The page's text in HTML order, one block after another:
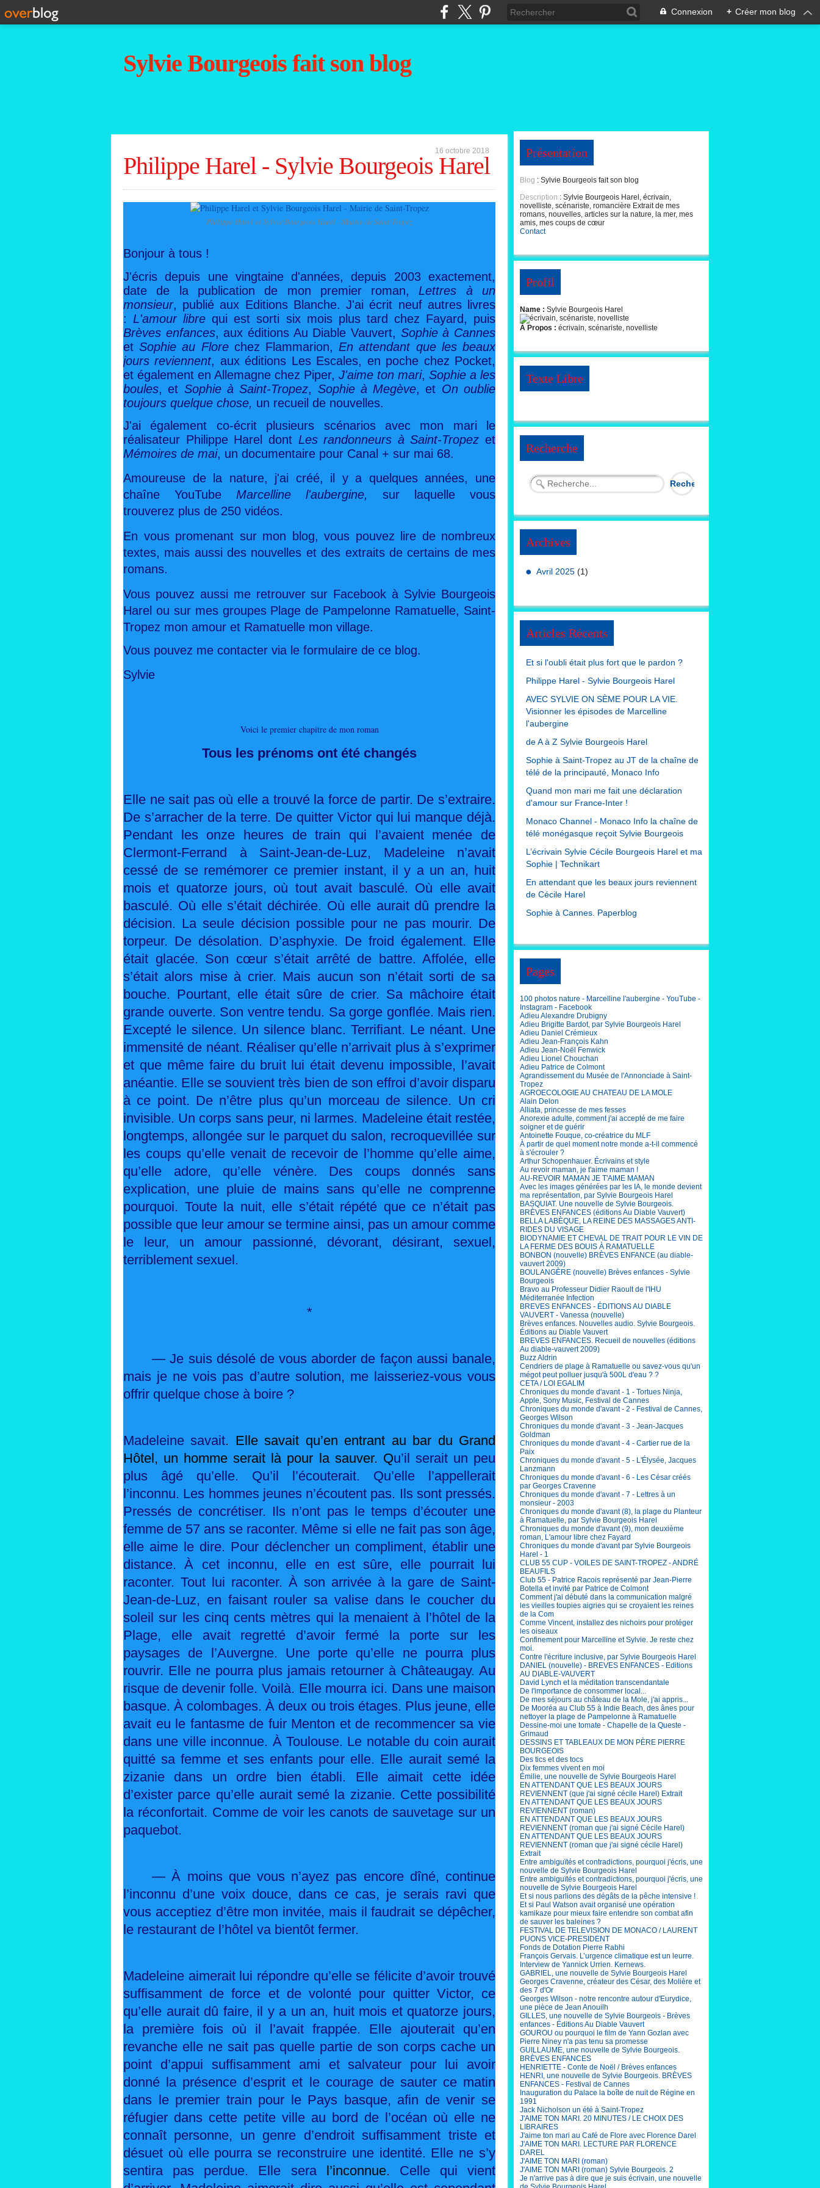
Connexion + Créer mon blog
Sylvie Bourgeois fait son blog
16 octobre 2018
Philippe Harel - Sylvie Bourgeois Harel
Philippe Harel et Sylvie Bourgeois Harel - Mairie de Saint-Tropez
Bonjour à tous !
J'écris depuis une vingtaine d'années, depuis 2003 exactement,
date de la publication de mon premier roman, Lettres à un
monsieur, publié aux Editions Blanche. J'ai écrit neuf autres livres
: L'amour libre qui est sorti six mois plus tard chez Fayard, puis
Brèves enfances, aux éditions Au Diable Vauvert, Sophie à Cannes
etSophie au Florechez Flammarion, En attendant que les beaux
jours reviennent, aux éditions Les Escales, en poche chez Pocket,
et également en Allemagne chez Piper, J'aime ton mari, Sophie a les
boules, et Sophie à Saint-Tropez, Sophie à Megève, et On oublie
toujours quelque chose, un recueil de nouvelles.
J'ai également co-écrit plusieurs scénarios avec mon mari le
réalisateur Philippe Harel dont Les randonneurs à Saint-Tropez et
Mémoires de mai, un documentaire pour Canal + sur mai 68.
Amoureuse de la nature, j'ai créé, il y a quelques années, une
chaîne YouTube Marcelline l'aubergine, sur laquelle vous
trouverez plus de 250 vidéos.
En vous promenant sur mon blog, vous pouvez lire de nombreux
textes, mais aussi des nouvelles et des extraits de certains de mes
romans.
Vous pouvez aussi me retrouver sur Facebook à Sylvie Bourgeois
Harel ou sur mes groupes Plage de Pampelonne Ramatuelle, Saint-
Tropez mon amour et Ramatuelle mon village.
Vous pouvez me contacter via le formulaire de ce blog.
Sylvie
Voici le premier chapitre de mon roman
Tous les prénoms ont été changés
Elle ne sait pas où elle a trouvé la force de partir. De s’extraire.
De s’arracher de la terre. De quitter Victor qui lui manque déjà.
Pendant les onze heures de train qui l’avaient menée de
Clermont-Ferrand à Saint-Jean-de-Luz, Madeleine n’avait
cessé de se remémorer ce premier instant, il y a un an, huit
mois et quatorze jours, où tout avait basculé. Où elle avait
basculé. Où elle s’était déchirée. Où elle aurait dû prendre la
décision. La seule décision possible pour ne pas mourir. De
torpeur. De désolation. D’asphyxie. De froid également. Elle
était glacée. Son cœur s’était arrêté de battre. Affolée, elle
s’était alors mise à crier. Mais aucun son n’était sorti de sa
bouche. Pourtant, elle était sûre de crier. Sa mâchoire était
grande ouverte. Son ventre tendu. Sa gorge gonflée. Mais rien.
Excepté le silence. Un silence blanc. Terrifiant. Le néant. Une
immensité de néant. Réaliser qu’elle n’arrivait plus à s’exprimer
et que même faire du bruit lui était devenu impossible, l’avait
anéantie. Elle se souvient très bien de son effroi d’avoir disparu
à ce point. De n’être plus qu’un morceau de silence. Un cri
invisible. Un corps sans peur, ni larmes. Madeleine était restée,
longtemps, allongée sur le parquet du salon, recroquevillée sur
les coups qu’elle venait de recevoir de l’homme qu’elle aime,
qu’elle adore, qu’elle vénère. Des coups donnés sans
explication, une pluie de mains sans qu’elle ne comprenne
pourquoi. Toute la nuit, elle s’était répété que ce n’était pas
possible que leur amour se termine ainsi, pas un amour comme
le leur, un amour passionné, dévorant, désirant, sexuel,
terriblement sexuel.
*
— Je suis désolé de vous aborder de façon aussi banale,
mais je ne vois pas d’autre solution, me laisseriez-vous vous
offrir quelque chose à boire ?
Madeleine savait. Elle savait qu’en entrant au bar du Grand
Hôtel, un homme serait là pour la sauver. Qu’il serait un peu
plus âgé qu’elle. Qu’il l’écouterait. Qu’elle l’appellerait
l’inconnu. Les hommes jeunes n’écoutent pas. Ils sont pressés.
Pressés de concrétiser. Ils n’ont pas le temps d’écouter une
femme de 57 ans se raconter. Même si elle ne fait pas son âge,
elle aime le dire. Pour déclencher un compliment, établir une
distance. À cet inconnu, elle en est sûre, elle pourrait lui
raconter. Tout lui raconter. À son arrivée à la gare de Saint-
Jean-de-Luz, en faisant rouler sa valise dans le coucher du
soleil sur les cinq cents mètres qui la menaient à l’hôtel de la
Plage, elle avait regretté d’avoir fermé la porte sur les
paysages de l’Auvergne. Une porte qu’elle ne pourra plus
rouvrir. Elle ne pourra plus jamais retourner à Châteaugay. Au
risque de devenir folle. Voilà. Elle mourra ici. Dans une maison
basque. À colombages. À deux ou trois étages. Plus jeune, elle
avait eu le fantasme de fuir Menton et de recommencer sa vie
dans une ville inconnue. À Toulouse. Le notable du coin aurait
quitté sa femme et ses enfants pour elle. Elle aurait semé la
zizanie dans un ordre bien établi. Elle aimait cette idée
d’exister parce qu’elle aurait semé la zizanie. Cette possibilité
la réconfortait. Comme de voir les canots de sauvetage sur un
paquebot.
— À moins que vous n’ayez pas encore dîné, continue
l’inconnu d’une voix douce, dans ce cas, je serais ravi que
vous acceptiez d’être mon invitée, mais il faudrait se dépêcher,
le restaurant de l’hôtel va bientôt fermer.
Madeleine aimerait lui répondre qu’elle se félicite d’avoir trouvé
suffisamment de force et de volonté pour quitter Victor, ce
qu’elle aurait dû faire, il y a un an, huit mois et quatorze jours,
la première fois où il l’avait frappée. Elle ajouterait qu’en
revanche elle ne sait pas quelle partie de son corps cache un
point d’appui suffisamment ami et salvateur pour lui avoir
donné la présence d’esprit et le courage de sauter ce matin
dans le premier train pour le Pays basque, afin de venir se
réfugier dans cette petite ville au bord de l’océan où elle ne
connaît personne, un genre d’endroit suffisamment triste et
désuet où elle pourra se reconstruire une identité. Elle ne s’y
sentira pas perdue. Elle sera l’inconnue. Celle qui vient
Présentation
Blog : Sylvie Bourgeois fait son blog
Description : Sylvie Bourgeois Harel, écrivain,
novelliste, scénariste, romancière Extrait de mes
romans, nouvelles, articles sur la nature, la mer, mes
amis, mes coups de cœur
Contact
Profil
Name : Sylvie Bourgeois Harel
À Propos : écrivain, scénariste, novelliste
Texte Libre
Recherche
Archives
Avril 2025 (1)
Articles Récents
Et si l'oubli était plus fort que le pardon ?
Philippe Harel - Sylvie Bourgeois Harel
AVEC SYLVIE ON SÈME POUR LA VIE.
Visionner les épisodes de Marcelline
l'aubergine
de A à Z Sylvie Bourgeois Harel
Sophie à Saint-Tropez au JT de la chaîne de
télé de la principauté, Monaco Info
Quand mon mari me fait une déclaration
d'amour sur France-Inter !
Monaco Channel - Monaco Info la chaîne de
télé monégasque reçoit Sylvie Bourgeois
L’écrivain Sylvie Cécile Bourgeois Harel et ma
Sophie | Technikart
En attendant que les beaux jours reviennent
de Cécile Harel
Sophie à Cannes. Paperblog
Pages
100 photos nature - Marcelline l'aubergine - YouTube -
Instagram - Facebook
Adieu Alexandre Drubigny
Adieu Brigitte Bardot, par Sylvie Bourgeois Harel
Adieu Daniel Crémieux
Adieu Jean-François Kahn
Adieu Jean-Noël Fenwick
Adieu Lionel Chouchan
Adieu Patrice de Colmont
Agrandissement du Musée de l'Annonciade à Saint-
Tropez
AGROECOLOGIE AU CHATEAU DE LA MOLE
Alain Delon
Alliata, princesse de mes fesses
Anorexie adulte, comment j'ai accepté de me faire
soigner et de guérir
Antoinette Fouque, co-créatrice du MLF
À partir de quel moment notre monde a-t-il commencé
à s'écrouler ?
Arthur Schopenhauer. Écrivains et style
Au revoir maman, je t'aime maman !
AU-REVOIR MAMAN JE T'AIME MAMAN
Avec les images générées par les IA, le monde devient
ma représentation, par Sylvie Bourgeois Harel
BASQUIAT. Une nouvelle de Sylvie Bourgeois.
BRÈVES ENFANCES (éditions Au Diable Vauvert)
BELLA LABÈQUE, LA REINE DES MASSAGES ANTI-
RIDES DU VISAGE
BIODYNAMIE ET CHEVAL DE TRAIT POUR LE VIN DE
LA FERME DES BOUIS À RAMATUELLE
BONBON (nouvelle) BRÈVES ENFANCE (au diable-
vauvert 2009)
BOULANGÈRE (nouvelle) Brèves enfances - Sylvie
Bourgeois
Bravo au Professeur Didier Raoult de l'IHU
Méditerranée Infection
BREVES ENFANCES - ÉDITIONS AU DIABLE
VAUVERT - Vanessa (nouvelle)
Brèves enfances. Nouvelles audio. Sylvie Bourgeois.
Éditions au Diable Vauvert
BREVES ENFANCES. Recueil de nouvelles (éditions
Au diable-vauvert 2009)
Buzz Aldrin
Cendriers de plage à Ramatuelle ou savez-vous qu'un
mégot peut polluer jusqu'à 500L d'eau ? ?
CETA / LOI EGALIM
Chroniques du monde d'avant - 1 - Tortues Ninja,
Apple, Sony Music, Festival de Cannes
Chroniques du monde d'avant - 2 - Festival de Cannes,
Georges Wilson
Chroniques du monde d'avant - 3 - Jean-Jacques
Goldman
Chroniques du monde d'avant - 4 - Cartier rue de la
Paix
Chroniques du monde d'avant - 5 - L'Élysée, Jacques
Lanzmann
Chroniques du monde d'avant - 6 - Les César créés
par Georges Cravenne
Chroniques du monde d'avant - 7 - Lettres à un
monsieur - 2003
Chroniques du monde d'avant (8), la plage du Planteur
à Ramatuelle, par Sylvie Bourgeois Harel
Chroniques du monde d'avant (9), mon deuxième
roman, L'amour libre chez Fayard
Chroniques du monde d'avant par Sylvie Bourgeois
Harel - 1
CLUB 55 CUP - VOILES DE SAINT-TROPEZ - ANDRÉ
BEAUFILS
Club 55 - Patrice Racois représenté par Jean-Pierre
Botella et invité par Patrice de Colmont
Comment j'ai débuté dans la communication malgré
les vieilles toupies aigries qui se croyaient les reines
de la Com
Comme Vincent, installez des nichoirs pour protéger
les oiseaux
Confinement pour Marcelline et Sylvie. Je reste chez
moi.
Contre l'écriture inclusive, par Sylvie Bourgeois Harel
DANIEL (nouvelle) - BREVES ENFANCES - Editions
AU DIABLE-VAUVERT
David Lynch et la méditation transcendantale
De l'importance de consommer local...
De mes séjours au château de la Mole, j'ai appris...
De Mooréa au Club 55 à Indie Beach, des ânes pour
nettoyer la plage de Pampelonne à Ramatuelle
Dessine-moi une tomate - Chapelle de la Queste -
Grimaud
DESSINS ET TABLEAUX DE MON PÈRE PIERRE
BOURGEOIS
Des tics et des tocs
Dix femmes vivent en moi
Émilie, une nouvelle de Sylvie Bourgeois Harel
EN ATTENDANT QUE LES BEAUX JOURS
REVIENNENT (que j'ai signé cécile Harel) Extrait
EN ATTENDANT QUE LES BEAUX JOURS
REVIENNENT (roman)
EN ATTENDANT QUE LES BEAUX JOURS
REVIENNENT (roman que j'ai signé Cécile Harel)
EN ATTENDANT QUE LES BEAUX JOURS
REVIENNENT (roman que j'ai signé cécile Harel)
Extrait
Entre ambiguïtés et contradictions, pourquoi j'écris, une
nouvelle de Sylvie Bourgeois Harel
Entre ambiguïtés et contradictions, pourquoi j'écris, une
nouvelle de Sylvie Bourgeois Harel
Et si nous parlions des dégâts de la pêche intensive !
Et si Paul Watson avait organisé une opération
kamikaze pour mieux faire entendre son combat afin
de sauver les baleines ?
FESTIVAL DE TELEVISION DE MONACO / LAURENT
PUONS VICE-PRESIDENT
Fonds de Dotation Pierre Rabhi
François Gervais. L’urgence climatique est un leurre.
Interview de Yannick Urrien. Kernews.
GABRIEL, une nouvelle de Sylvie Bourgeois Harel
Georges Cravenne, créateur des César, des Molière et
des 7 d'Or
Georges Wilson - notre rencontre autour d'Eurydice,
une pièce de Jean Anouilh
GILLES, une nouvelle de Sylvie Bourgeois - Brèves
enfances - Éditions Au Diable Vauvert
GOUROU ou pourquoi le film de Yann Gozlan avec
Pierre Niney n'a pas tenu sa promesse
GUILLAUME, une nouvelle de Sylvie Bourgeois.
BRÈVES ENFANCES
HENRIETTE - Conte de Noël / Brèves enfances
HENRI, une nouvelle de Sylvie Bourgeois. BRÈVES
ENFANCES - Festival de Cannes
Inauguration du Palace la boîte de nuit de Régine en
1991
Jack Nicholson un été à Saint-Tropez
J'AIME TON MARI. 20 MINUTES / LE CHOIX DES
LIBRAIRES
J'aime ton mari au Café de Flore avec Florence Darel
J'AIME TON MARI. LECTURE PAR FLORENCE
DAREL
J'AIME TON MARI (roman)
J'AIME TON MARI (roman) Sylvie Bourgeois. 2
Je n'arrive pas à dire que je suis écrivain, une nouvelle